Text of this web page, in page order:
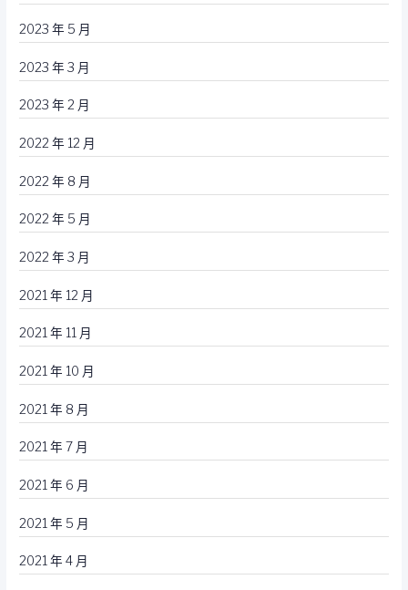
2023 年 5 月
2023 年 3 月
2023 年 2 月
2022 年 12 月
2022 年 8 月
2022 年 5 月
2022 年 3 月
2021 年 12 月
2021 年 11 月
2021 年 10 月
2021 年 8 月
2021 年 7 月
2021 年 6 月
2021 年 5 月
2021 年 4 月